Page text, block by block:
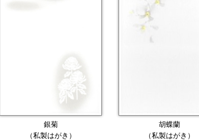
銀菊
（私製はがき）
胡蝶蘭
（私製はがき）